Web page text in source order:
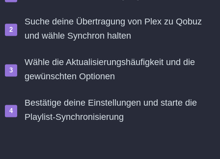
Suche deine Übertragung von Plex zu Qobuz
und wähle Synchron halten
Wähle die Aktualisierungshäufigkeit und die
gewünschten Optionen
Bestätige deine Einstellungen und starte die
Playlist-Synchronisierung